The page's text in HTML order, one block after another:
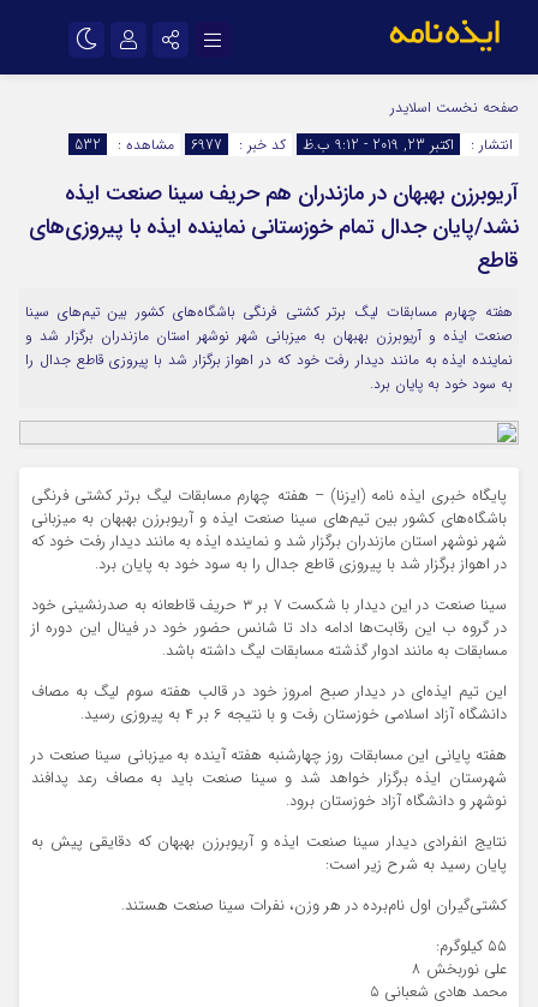
اینستاگرام
سروش
ایتا
آپارات
اپلیکیشن رمز عبور
صفحه نخست اسلایدر
انتشار :
اکتبر 23, 2019 - 9:12 ب.ظ کد خبر : 6977 مشاهده : 532
آریوبرزن بهبهان در مازندران هم حریف سینا صنعت ایذه
نشد/پایان جدال تمام خوزستانی نماینده ایذه با پیروزی‌های
قاطع
هفته چهارم مسابقات لیگ برتر کشتی فرنگی باشگاه‌های کشور بین تیم‌های سینا
صنعت ایذه و آریوبرزن بهبهان به میزبانی شهر نوشهر استان مازندران برگزار شد و
نماینده ایذه به مانند دیدار رفت خود که در اهواز برگزار شد با پیروزی قاطع جدال را
به سود خود به پایان برد.
پایگاه خبری ایذه نامه (ایزنا) – هفته چهارم مسابقات لیگ برتر کشتی فرنگی
باشگاه‌های کشور بین تیم‌های سینا صنعت ایذه و آریوبرزن بهبهان به میزبانی
شهر نوشهر استان مازندران برگزار شد و نماینده ایذه به مانند دیدار رفت خود که
در اهواز برگزار شد با پیروزی قاطع جدال را به سود خود به پایان برد.
سینا صنعت در این دیدار با شکست ۷ بر ۳ حریف قاطعانه به صدرنشینی خود
در گروه ب این رقابت‌ها ادامه داد تا شانس حضور خود در فینال این دوره از
مسابقات به مانند ادوار گذشته مسابقات لیگ داشته باشد.
این تیم ایذه‌ای در دیدار صبح امروز خود در قالب هفته سوم لیگ به مصاف
دانشگاه آزاد اسلامی خوزستان رفت و با نتیجه ۶ بر ۴ به پیروزی رسید.
هفته پایانی این مسابقات روز چهارشنبه هفته آینده به میزبانی سینا صنعت در
شهرستان ایذه برگزار خواهد شد و سینا صنعت باید به مصاف رعد پدافند
نوشهر و دانشگاه آزاد خوزستان برود.
نتایج انفرادی دیدار سینا صنعت ایذه و آریوبرزن بهبهان که دقایقی پیش به
پایان رسید به شرح زیر است:
کشتی‌گیران اول نام‌برده در هر وزن، نفرات سینا صنعت هستند.
۵۵ کیلوگرم:
علی نوربخش ۸
محمد هادی شعبانی ۵